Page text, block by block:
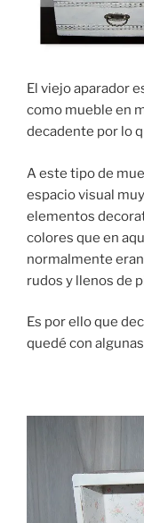
El viejo aparador
como mueble en
decadente por lo
A este tipo de
espacio visual
elementos
colores que en
normalmente
rudos y llenos de
Es por ello que
quedé con